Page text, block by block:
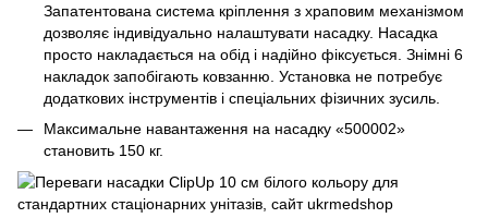
Запатентована система кріплення з храповим механізмом
дозволяє індивідуально налаштувати насадку. Насадка
просто накладається на обід і надійно фіксується. Знімні 6
накладок запобігають ковзанню. Установка не потребує
додаткових інструментів і спеціальних фізичних зусиль.
Максимальне навантаження на насадку «500002»
становить 150 кг.